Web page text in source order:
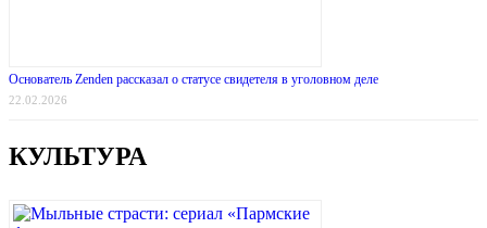
Основатель Zenden рассказал о статусе свидетеля в уголовном деле
22.02.2026
КУЛЬТУРА